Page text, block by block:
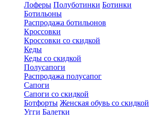
Лоферы Полуботинки Ботинки
Ботильоны
Распродажа ботильонов
Кроссовки
Кроссовки со скидкой
Кеды
Кеды со скидкой
Полусапоги
Распродажа полусапог
Сапоги
Сапоги со скидкой
Ботфорты Женская обувь со скидкой
Угги Балетки